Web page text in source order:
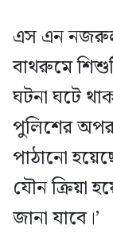
এস এন
বাথরুমে
ঘটনা ঘটে
পুলিশের
পাঠানো
যৌন ক্রিয়া
জানা যাবে।’